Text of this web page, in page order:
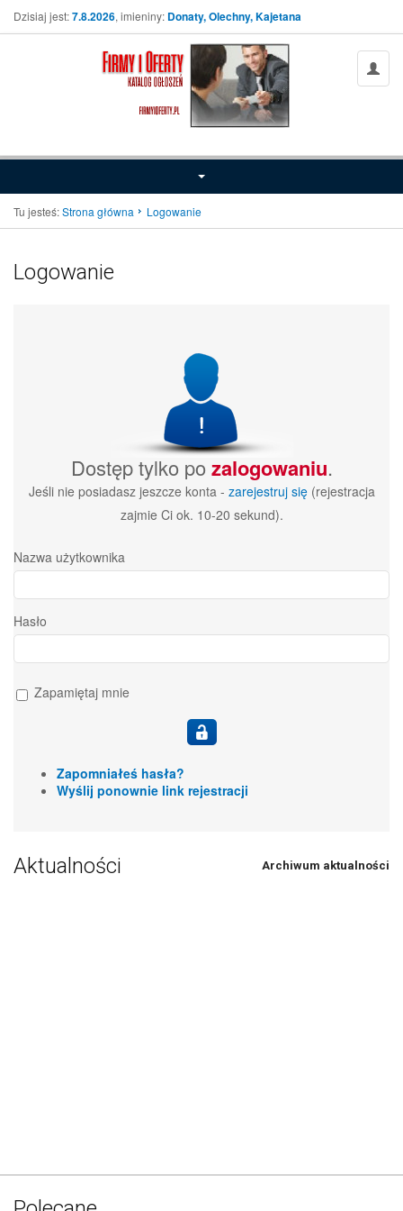
Dzisiaj jest:7.8.2026, imieniny: Donaty, Olechny, Kajetana
Tu jesteś:Strona główna Logowanie
Logowanie
Dostęp tylko pozalogowaniu.
Jeśli nie posiadasz jeszcze konta - zarejestruj się(rejestracja
zajmie Ci ok. 10-20 sekund).
Nazwa użytkownika
Hasło
Zapamiętaj mnie
Zapomniałeś hasła?
Wyślij ponownie link rejestracji
Aktualności Archiwum aktualności